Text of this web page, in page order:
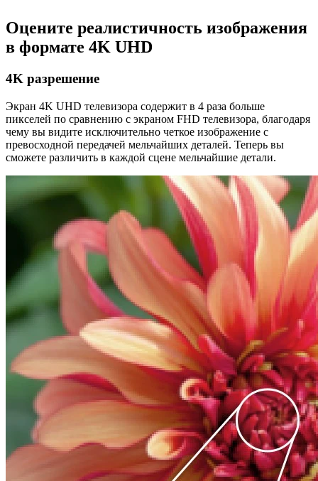
Оцените реалистичность изображения
в формате 4K UHD
4K разрешение
Экран 4K UHD телевизора содержит в 4 раза больше
пикселей по сравнению с экраном FHD телевизора, благодаря
чему вы видите исключительно четкое изображение с
превосходной передачей мельчайших деталей. Теперь вы
сможете различить в каждой сцене мельчайшие детали.